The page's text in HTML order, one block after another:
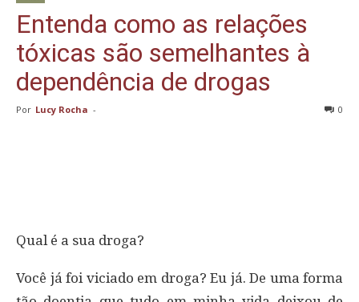
Entenda como as relações
tóxicas são semelhantes à
dependência de drogas
Por Lucy Rocha - 0
Qual é a sua droga?
Você já foi viciado em droga? Eu já. De uma forma